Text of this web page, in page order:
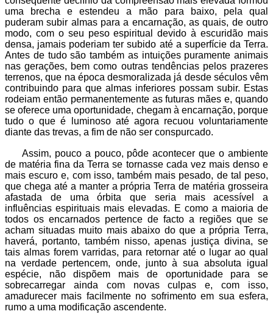
uma brecha e estendeu a mão para baixo, pela qual
puderam subir almas para a encarnação, as quais, de outro
modo, com o seu peso espiritual devido à escuridão mais
densa, jamais poderiam ter subido até a superfície da Terra.
Antes de tudo são também as intuições puramente animais
nas gerações, bem como outras tendências pelos prazeres
terrenos, que na época desmoralizada já desde séculos vêm
contribuindo para que almas inferiores possam subir. Estas
rodeiam então permanentemente as futuras mães e, quando
se oferece uma oportunidade, chegam à encarnação, porque
tudo o que é luminoso até agora recuou voluntariamente
diante das trevas, a fim de não ser conspurcado.
Assim, pouco a pouco, pôde acontecer que o ambiente
de matéria fina da Terra se tornasse cada vez mais denso e
mais escuro e, com isso, também mais pesado, de tal peso,
que chega até a manter a própria Terra de matéria grosseira
afastada de uma órbita que seria mais acessível a
influências espirituais mais elevadas. E como a maioria de
todos os encarnados pertence de facto a regiões que se
acham situadas muito mais abaixo do que a própria Terra,
haverá, portanto, também nisso, apenas justiça divina, se
tais almas forem varridas, para retornar até o lugar ao qual
na verdade pertencem, onde, junto à sua absoluta igual
espécie, não dispõem mais de oportunidade para se
sobrecarregar ainda com novas culpas e, com isso,
amadurecer mais facilmente no sofrimento em sua esfera,
rumo a uma modificação ascendente.